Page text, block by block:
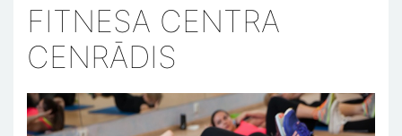
FITNESA CENTRA
CENRĀDIS